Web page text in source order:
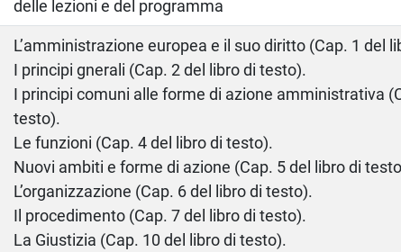
delle lezioni e del programma
L’amministrazione europea e il suo diritto (Cap. 1 del
I principi gnerali (Cap. 2 del libro di testo).
I principi comuni alle forme di azione amministrativa
testo).
Le funzioni (Cap. 4 del libro di testo).
Nuovi ambiti e forme di azione (Cap. 5 del libro di
L’organizzazione (Cap. 6 del libro di testo).
Il procedimento (Cap. 7 del libro di testo).
La Giustizia (Cap. 10 del libro di testo).